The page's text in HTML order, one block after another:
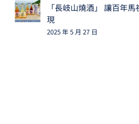
「長岐山燒酒」 讓百年
現
2025 年 5 月 27 日